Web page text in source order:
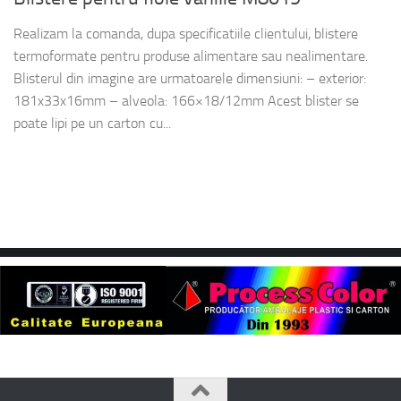
Realizam la comanda, dupa specificatiile clientului, blistere
termoformate pentru produse alimentare sau nealimentare.
Blisterul din imagine are urmatoarele dimensiuni: – exterior:
181x33x16mm – alveola: 166×18/12mm Acest blister se
poate lipi pe un carton cu...